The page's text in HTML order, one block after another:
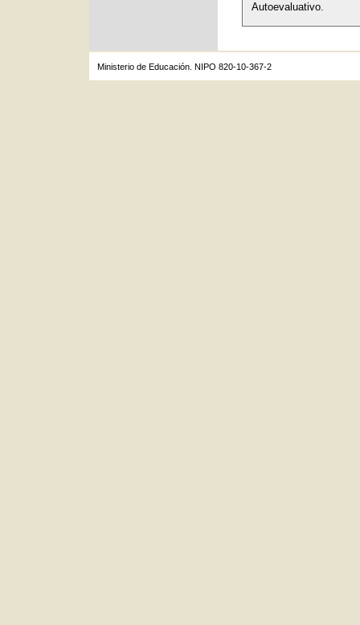
Autoevaluativo.
Ministerio de Educación. NIPO 820-10-367-2